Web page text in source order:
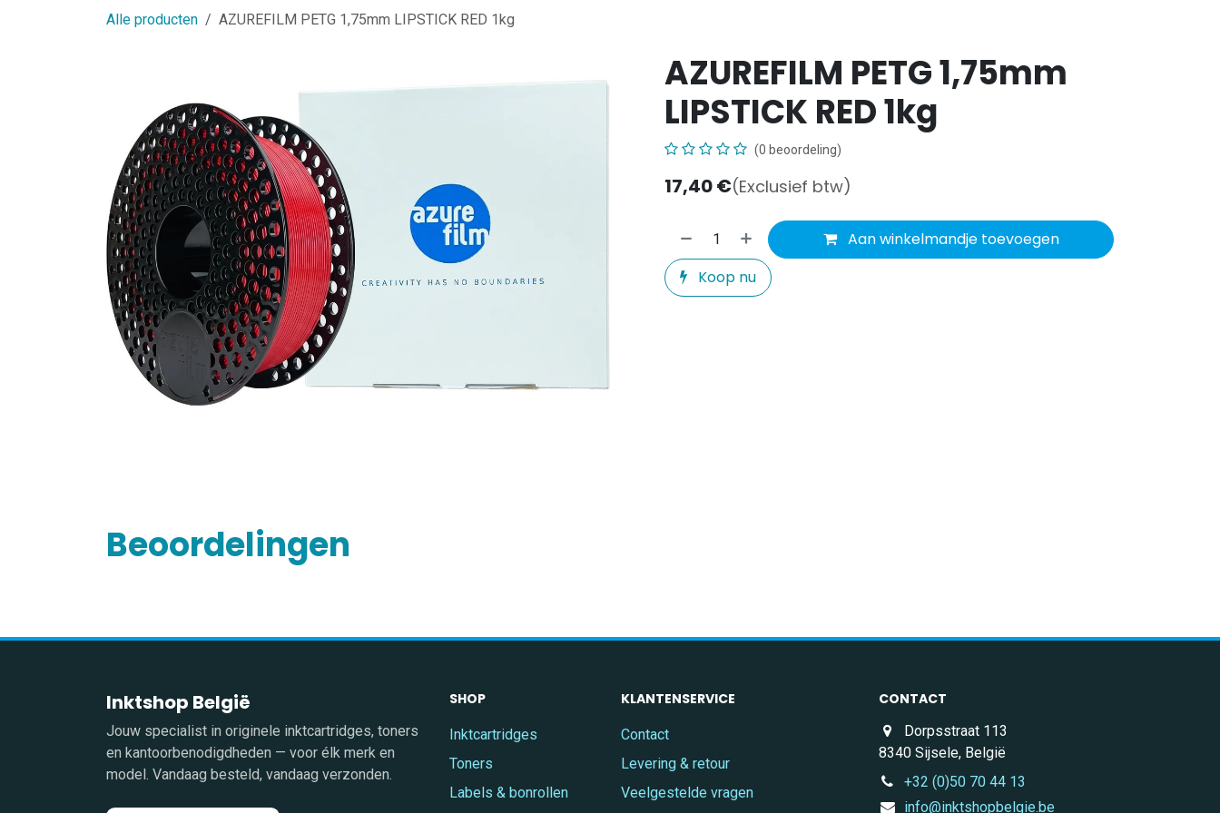
Alle producten AZUREFILM PETG 1,75mm LIPSTICK RED 1kg
AZUREFILM PETG 1,75mm
LIPSTICK RED 1kg
(0 beoordeling)
17,40€(Exclusief btw)
Aan winkelmandje toevoegen
Koop nu
Beoordelingen
Inktshop België
Jouw specialist in originele inktcartridges, toners
en kantoorbenodigdheden — voor élk merk en
model. Vandaag besteld, vandaag verzonden.
SHOP
Inktcartridges
Toners
Labels & bonrollen
KLANTENSERVICE
Contact
Levering & retour
Veelgestelde vragen
CONTACT
Dorpsstraat 113
8340 Sijsele, België
+32 (0)50 70 44 13
info@inktshopbelgie.be